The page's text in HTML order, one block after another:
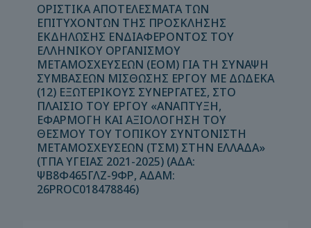
ΟΡΙΣΤΙΚΑ ΑΠΟΤΕΛΕΣΜΑΤΑ ΤΩΝ
ΕΠΙΤΥΧΟΝΤΩΝ ΤΗΣ ΠΡΟΣΚΛΗΣΗΣ
ΕΚΔΗΛΩΣΗΣ ΕΝΔΙΑΦΕΡΟΝΤΟΣ ΤΟΥ
ΕΛΛΗΝΙΚΟΥ ΟΡΓΑΝΙΣΜΟΥ
ΜΕΤΑΜΟΣΧΕΥΣΕΩΝ (ΕΟΜ) ΓΙΑ ΤΗ ΣΥΝΑΨΗ
ΣΥΜΒΑΣΕΩΝ ΜΙΣΘΩΣΗΣ ΕΡΓΟΥ ΜΕ ΔΩΔΕΚΑ
(12) ΕΞΩΤΕΡΙΚΟΥΣ ΣΥΝΕΡΓΑΤΕΣ, ΣΤΟ
ΠΛΑΙΣΙΟ ΤΟΥ ΕΡΓΟΥ «ΑΝΑΠΤΥΞΗ,
ΕΦΑΡΜΟΓΗ ΚΑΙ ΑΞΙΟΛΟΓΗΣΗ ΤΟΥ
ΘΕΣΜΟΥ ΤΟΥ ΤΟΠΙΚΟΥ ΣΥΝΤΟΝΙΣΤΗ
ΜΕΤΑΜΟΣΧΕΥΣΕΩΝ (ΤΣΜ) ΣΤΗΝ ΕΛΛΑΔΑ»
(ΤΠΑ ΥΓΕΙΑΣ 2021-2025) (ΑΔΑ:
ΨΒ8Φ465ΓΛΖ-9ΦΡ, ΑΔΑΜ:
26PROC018478846)